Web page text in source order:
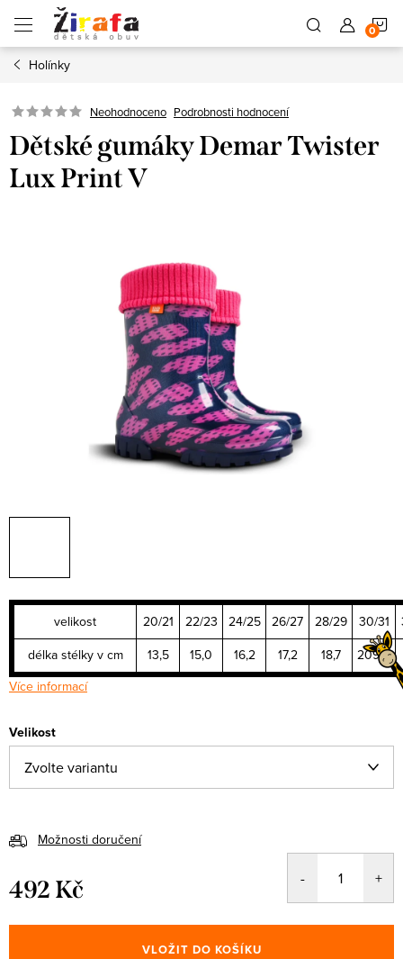
obsah
Holínky
Neohodnoceno Podrobnosti hodnocení
Dětské gumáky Demar Twister
Lux Print V
velikost 20/21 22/23 24/25 26/27 28/29 30/31
délka stélky v cm
13,5 15,0 16,2 17,2 18,7
209,0
Více informací
Velikost
Možnosti doručení
492 Kč
cena:
VLOŽIT DO KOŠÍKU